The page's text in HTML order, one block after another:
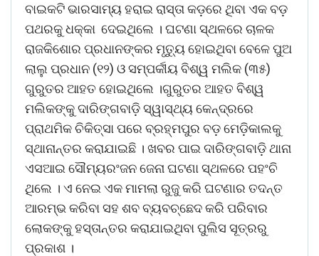
ବାଇକଟି ଭାରସାମ୍ୟ ହରାଇ ରାସ୍ତା କଡ଼ରେ ଥିବା ଏକ ବଡ଼
ପଥରକୁ ଧକ୍କା ଦେଇଥିଲେ । ଘଟଣା ସ୍ଥଳରେ ଚାଳକ
ରାଜକିଶୋର ପ୍ରଧାନଙ୍କର ମୃତ୍ୟୁ ହୋଇଥିବା ବେଳେ ପୁଅ
ଲାଲୁ ପ୍ରଧାନ (୧୨) ଓ ସମ୍ପର୍କୀୟ ବିଶ୍ୱ ମଲିକ (୩୫)
ଗୁରୁତର ଆହତ ହୋଇଥିଲେ ।ଗୁରୁତର ଆହତ ବିଶ୍ୱ
ମଲିକଙ୍କୁ ଦାରିଙ୍ଗବାଡ଼ି ସ୍ୱାସ୍ଥ୍ୟ କେନ୍ଦ୍ରରେ
ପ୍ରାଥମିକ ଚିକିତ୍ସା ପରେ ବ୍ରହ୍ମପୁର ବଡ଼ ମେଡ଼ିକାଲକୁ
ସ୍ଥାନାନ୍ତର କରାଯାଇଛି । ଖବର ପାଇ ଦାରିଙ୍ଗବାଡ଼ି ଥାନା
ଏସଆଇ ସୌମ୍ୟରଂଜନ ଜେନା ଘଟଣା ସ୍ଥଳରେ ପହଂଚି
ଥିଲେ । ଏ ନେଇ ଏକ ମାମଲା ରୁଜୁ କରି ଘଟଣାର ତଦନ୍ତ
ଆରମ୍ଭ କରିବା ସହ ଶବ ବ୍ୟବଚ୍ଛେଦ କରି ପରିବାର
ଲୋକଙ୍କୁ ହସ୍ତାନ୍ତର କରାଯାଇଥିବା ପୁଲିସ ସୂତ୍ରରୁ
ପ୍ରକାଶ ।